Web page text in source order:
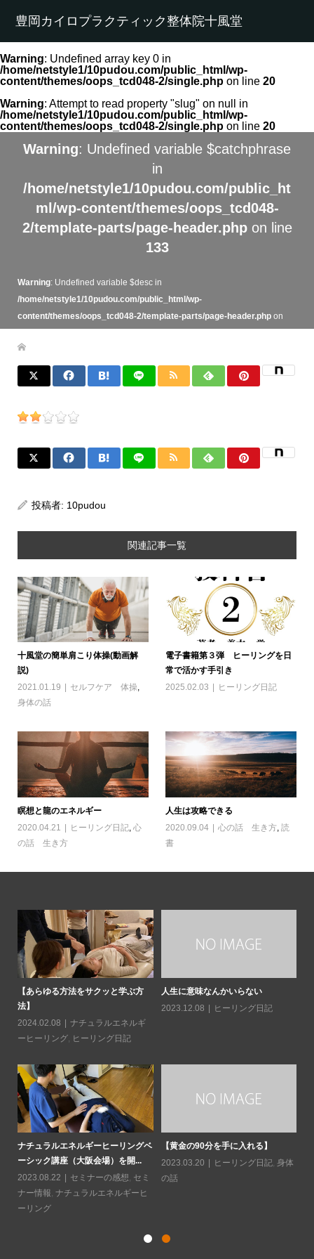
豊岡カイロプラクティック整体院十風堂
Warning: Undefined array key 0 in
/home/netstyle1/10pudou.com/public_html/wp-
content/themes/oops_tcd048-2/single.php on line 20
Warning: Attempt to read property "slug" on null in
/home/netstyle1/10pudou.com/public_html/wp-
content/themes/oops_tcd048-2/single.php on line 20
Warning: Undefined variable $catchphrase
in
/home/netstyle1/10pudou.com/public_ht
ml/wp-content/themes/oops_tcd048-
2/template-parts/page-header.phpon line
133
Warning: Undefined variable $desc in
/home/netstyle1/10pudou.com/public_html/wp-
content/themes/oops_tcd048-2/template-parts/page-header.phpon
投稿者: 10pudou
関連記事一覧
十風堂の簡単肩こり体操(動画解
説)
2021.01.19
セルフケア 体操,
身体の話
電子書籍第３弾 ヒーリングを日
常で活かす手引き
2025.02.03
ヒーリング日記
瞑想と龍のエネルギー
2020.04.21
ヒーリング日記, 心
の話 生き方
人生は攻略できる
2020.09.04
心の話 生き方 ,読
書
【あらゆる方法をサクッと学ぶ方
法】
2024.02.08
ナチュラルエネルギ
ーヒーリング, ヒーリング日記
人生に意味なんかいらない
2023.12.08
ヒーリング日記
ナチュラルエネルギーヒーリングベ
ーシック講座（大阪会場）を開...
2023.08.22
セミナーの感想, セミ
ナー情報, ナチュラルエネルギーヒ
ーリング
【黄金の90分を手に入れる】
2023.03.20
ヒーリング日記, 身体
の話